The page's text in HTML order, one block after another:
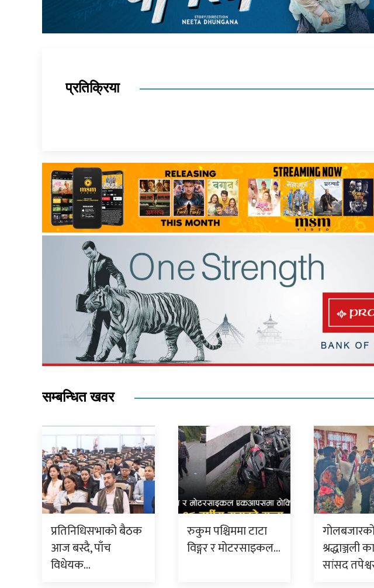
प्रतिक्रिया
सम्बन्धित खवर
प्रतिनिधिसभाको बैठक
आज बस्दै, पाँच
विधेयक…
रुकुम पश्चिममा टाटा
विङ्गर र मोटरसाइकल…
श्रद्धाञ्जली
सांसद